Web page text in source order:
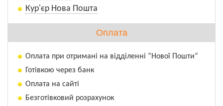
Поєднання надійного інсектицидного
та фунгіцидного захисту в одному
продукті, готовому до використання.
Кур'єр Нова Пошта
Оплата
Оплата при отримані на відділенні “Нової Пошти”
Готівкою через банк
Оплата на сайті
Безготівковий розрахунок